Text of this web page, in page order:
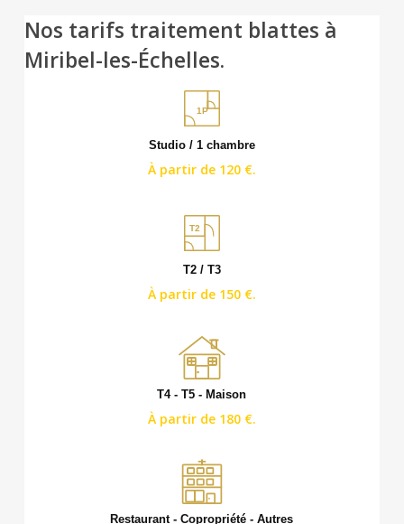
Nos tarifs traitement blattes à
Miribel-les-Échelles.
1P
Studio / 1 chambre
À partir de 120 €.
T2
T2 / T3
À partir de 150 €.
T4 - T5 - Maison
À partir de 180 €.
Restaurant - Copropriété - Autres